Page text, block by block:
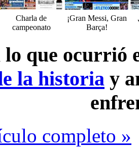
Charla de
campeonato
¡Gran Messi, Gran
Barça!
lo que ocurrió
la historia y
completo »